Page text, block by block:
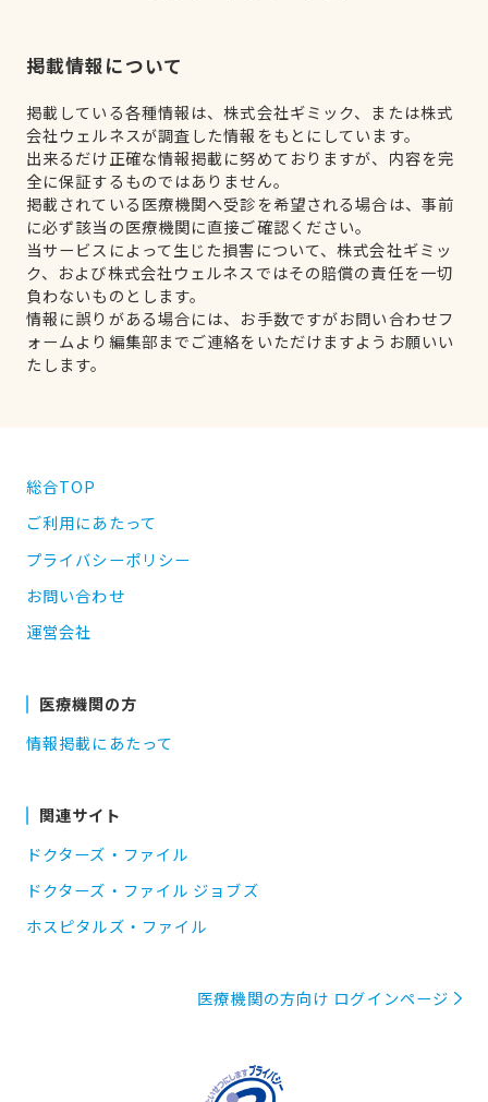
掲載情報について
掲載している各種情報は、株式会社ギミック、または株式
会社ウェルネスが調査した情報をもとにしています。
出来るだけ正確な情報掲載に努めておりますが、内容を完
全に保証するものではありません。
掲載されている医療機関へ受診を希望される場合は、事前
に必ず該当の医療機関に直接ご確認ください。
当サービスによって生じた損害について、株式会社ギミッ
ク、および株式会社ウェルネスではその賠償の責任を一切
負わないものとします。
情報に誤りがある場合には、お手数ですがお問い合わせフ
ォームより編集部までご連絡をいただけますようお願いい
たします。
総合TOP
ご利用にあたって
プライバシーポリシー
お問い合わせ
運営会社
医療機関の方
情報掲載にあたって
関連サイト
ドクターズ・ファイル
ドクターズ・ファイル ジョブズ
ホスピタルズ・ファイル
医療機関の方向け ログインページ